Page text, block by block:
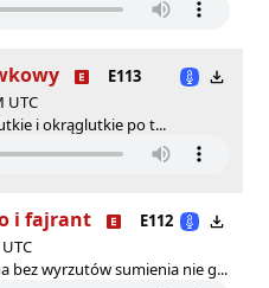
E113
UTC
i okrąglutkie po t...
i fajrant
E112
bez wyrzutów sumienia nie g...